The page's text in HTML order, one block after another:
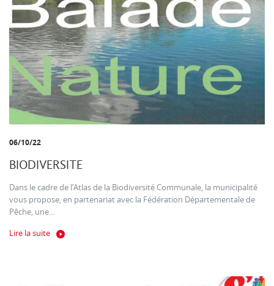
06/10/22
BIODIVERSITE
Dans le cadre de l’Atlas de la Biodiversité Communale, la municipalité
vous propose, en partenariat avec la Fédération Départementale de
Pêche, une...
Lire la suite